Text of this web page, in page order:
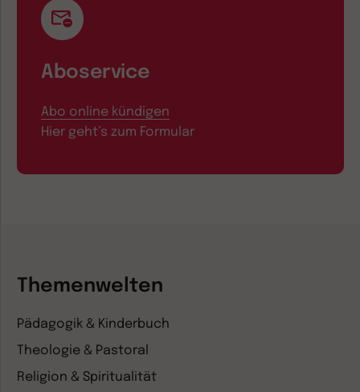
Aboservice
Abo online kündigen
Hier geht’s zum Formular
Themenwelten
Pädagogik & Kinderbuch
Theologie & Pastoral
Religion & Spiritualität